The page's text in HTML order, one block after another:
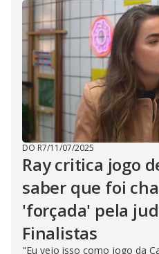
DO R7/11/07/2025
Ray critica jogo
saber que foi
'forçada' pela
Finalistas
"Eu vejo isso como jogo da